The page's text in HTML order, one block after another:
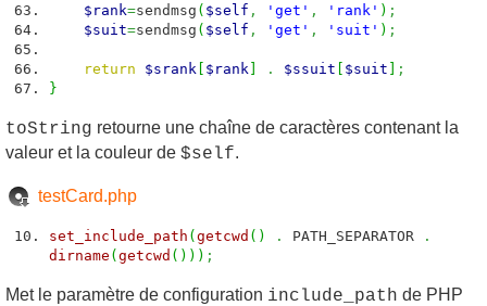
$rank=sendmsg ( $self , 'get' , 'rank' ) ;
$suit=sendmsg ( $self , 'get' , 'suit' ) ;
return $srank $rank . $ssuit $suit
;
}
toString retourne une chaîne de caractères contenant la
valeur et la couleur de $self.
testCard.php
set_include_path ( getcwd ( ) . PATH_SEPARATOR
.
dirname ( getcwd ( ) ) ) ;
Met le paramètre de configuration include_path de PHP